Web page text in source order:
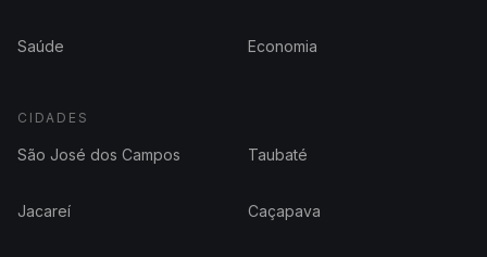
Saúde Economia
CIDADES
São José dos Campos Taubaté
Jacareí Caçapava